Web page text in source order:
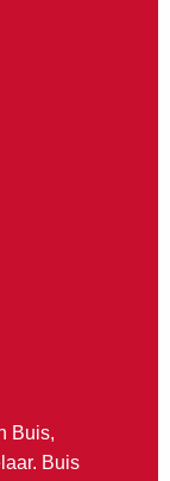
Buis,
Buis